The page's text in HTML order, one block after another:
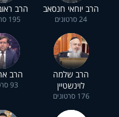
הרב יוחאי חנסאב
24 סרטונים
הרב
195 סרטונים
הרב שלמה
לוינשטיין
176 סרטונים
הרב
93 סרטונים